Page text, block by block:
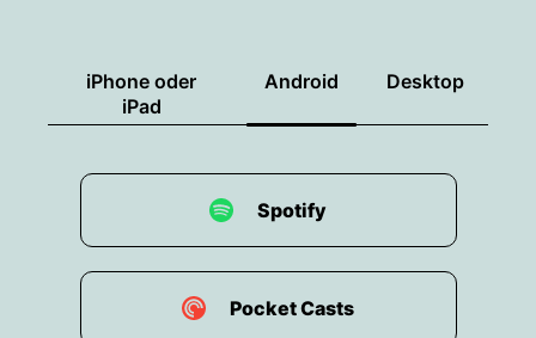
iPhone oder
iPad
Android Desktop
Spotify
Pocket Casts